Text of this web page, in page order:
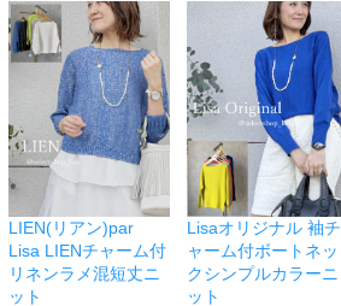
LIEN(リアン)par
Lisa LIENチャーム付
リネンラメ混短丈ニ
ット
Lisaオリジナル 袖チ
ャーム付ボートネッ
クシンプルカラーニ
ット